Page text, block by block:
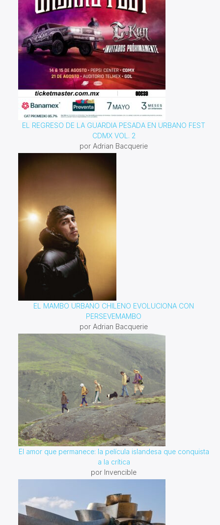
EL REGRESO DE LA GUARDIA PESADA EN URBANO FEST
CDMX VOL. 2
por Adrian Bacquerie
EL MAMBO URBANO CHILENO EVOLUCIONA CON
PERSEVEMAMBO
por Adrian Bacquerie
El amor que permanece: la película islandesa que conquista
a la crítica
por Invencible